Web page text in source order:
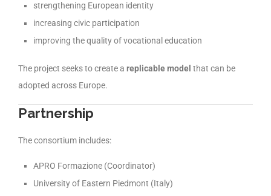
strengthening European identity
increasing civic participation
improving the quality of vocational education
The project seeks to create a replicable model that can be
adopted across Europe.
Partnership
The consortium includes:
APRO Formazione (Coordinator)
University of Eastern Piedmont (Italy)